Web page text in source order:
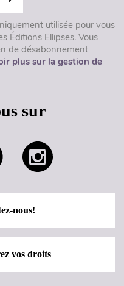
utilisée pour vous
Éditions Ellipses. Vous
de désabonnement
plus sur la gestion de
sur
nous!
vos droits